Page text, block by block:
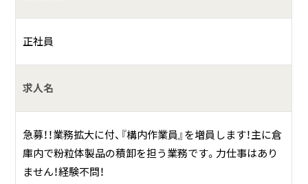
続きまでをトータルで担う総合物流企業です。
具体的には？
当社は、名古屋港エリアをメインに、化学品等の各種原料を
中心とした多品種国内外貨物の港湾荷役（船からの貨物荷揚
げや船積み）・保管・出荷までの作業をトータルで実施すると
ともに、輸出入貨物に係る通関手続き等の各種貿易事務を行
正社員
求人名
急募！！業務拡大に付、『構内作業員』を増員します！主に倉
庫内で粉粒体製品の積卸を担う業務です。力仕事はあり
ません！経験不問！